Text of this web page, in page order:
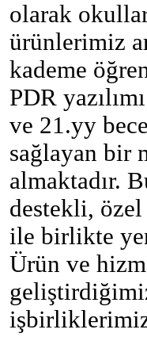
olarak
ürünlerimiz
kademe
PDR
ve 21.yy
sağlayan bir
almaktadır.
destekli,
ile birlikte
Ürün ve